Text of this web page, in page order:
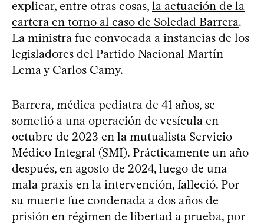
explicar, entre otras cosas, la actuación de la
cartera en torno al caso de Soledad Barrera.
La ministra fue convocada a instancias de los
legisladores del Partido Nacional Martín
Lema y Carlos Camy.
Barrera, médica pediatra de 41 años, se
sometió a una operación de vesícula en
octubre de 2023 en la mutualista Servicio
Médico Integral (SMI). Prácticamente un año
después, en agosto de 2024, luego de una
mala praxis en la intervención, falleció. Por
su muerte fue condenada a dos años de
prisión en régimen de libertad a prueba, por